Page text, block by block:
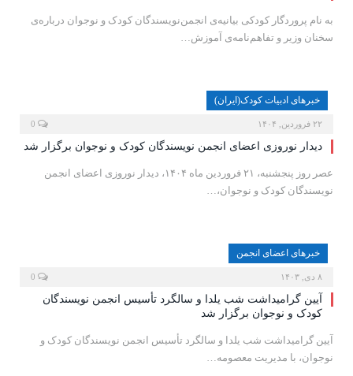
به نام پروردگار کودکی بیانیه‌ی انجمن‌نویسندگان کودک و نوجوان درباره‌ی
سخنان وزیر و تفاهم‌نامه‌ی آموزش…
خبرهای ادبیات کودک(ایران)
۲۲ فروردین, ۱۴۰۴
دیدار نوروزی اعضای انجمن نویسندگان کودک و نوجوان برگزار شد
عصر روز پنجشنبه، ۲۱ فروردین ماه ۱۴۰۴، دیدار نوروزی اعضای انجمن
نویسندگان کودک و نوجوان،…
خبرهای اعضای انجمن
۸ دی, ۱۴۰۳
آیین گرامیداشت شب یلدا و سالگرد تأسیس انجمن نویسندگان
کودک و نوجوان برگزار شد
آیین گرامیداشت شب یلدا و سالگرد تأسیس انجمن نویسندگان کودک و
نوجوان، با مدیریت معصومه…